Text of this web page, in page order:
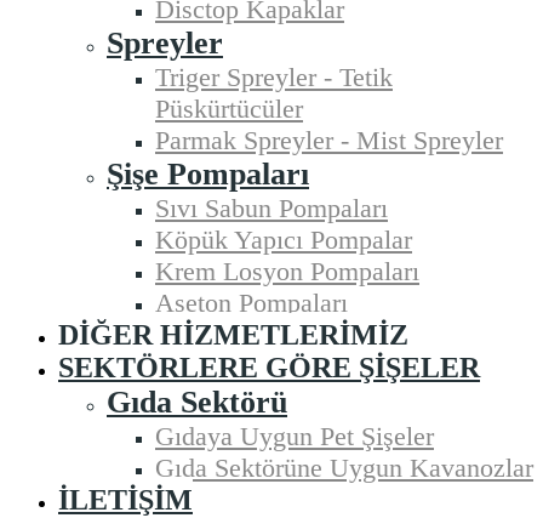
Disctop Kapaklar
Spreyler
Triger Spreyler - Tetik
Püskürtücüler
Parmak Spreyler - Mist Spreyler
Şişe Pompaları
Sıvı Sabun Pompaları
Köpük Yapıcı Pompalar
Krem Losyon Pompaları
Aseton Pompaları
DIĞER HIZMETLERIMIZ
SEKTÖRLERE GÖRE ŞIŞELER
Gıda Sektörü
Gıdaya Uygun Pet Şişeler
Gıda Sektörüne Uygun Kavanozlar
İLETIŞIM